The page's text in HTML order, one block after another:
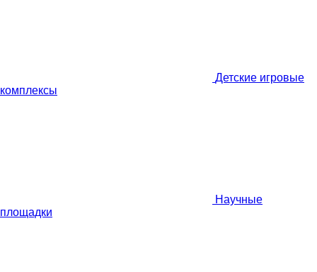
Детские игровые
комплексы
Научные
площадки